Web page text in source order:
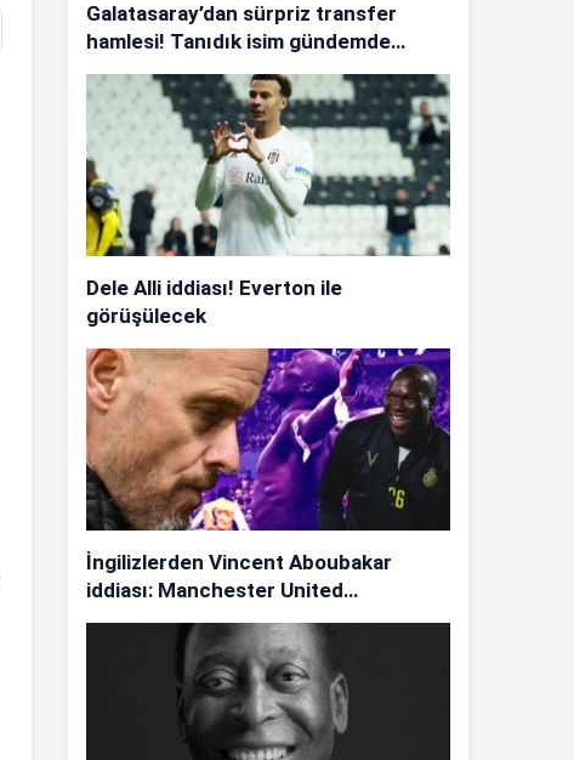
Galatasaray’dan sürpriz transfer
hamlesi! Tanıdık isim gündemde…
Dele Alli iddiası! Everton ile
görüşülecek
İngilizlerden Vincent Aboubakar
iddiası: Manchester United…